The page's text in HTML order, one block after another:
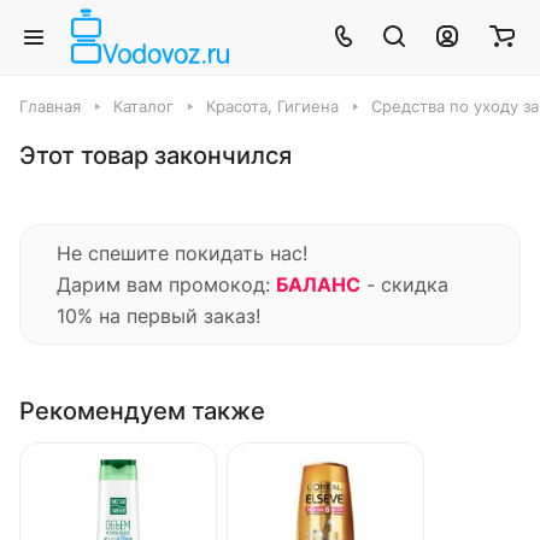
Главная Каталог Красота, Гигиена Средства по уходу
Этот товар закончился
Не спешите покидать нас!
Дарим вам промокод: БАЛАНС - скидка
10% на первый заказ!
Рекомендуем также